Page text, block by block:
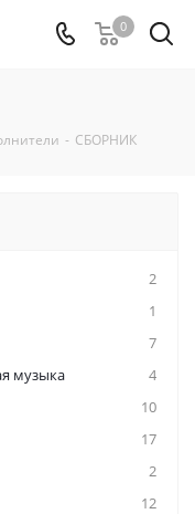
0
- СБОРНИК
2
1
7
музыка
4
10
17
2
12